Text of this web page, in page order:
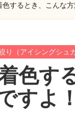
するとき、こんな
り（アイシングシュガ
色す
すよ！